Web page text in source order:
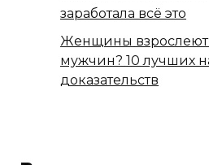
заработала всё это
Женщины взрослеют
мужчин? 10 лучших
доказательств